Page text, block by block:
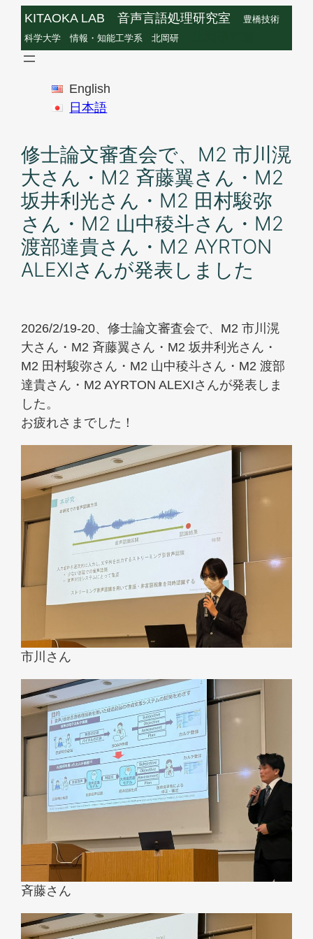
KITAOKA LAB 音声言語処理研究室
豊橋技術
科学大学 情報・知能工学系 北岡研
English
日本語
修士論文審査会で、M2 市川滉
大さん・M2 斉藤翼さん・M2
坂井利光さん・M2 田村駿弥
さん・M2 山中稜斗さん・M2
渡部達貴さん・M2 AYRTON
ALEXIさんが発表しました
2026/2/19-20、修士論文審査会で、M2 市川滉
大さん・M2 斉藤翼さん・M2 坂井利光さん・
M2 田村駿弥さん・M2 山中稜斗さん・M2 渡部
達貴さん・M2 AYRTON ALEXIさんが発表しま
した。
お疲れさまでした！
市川さん
斉藤さん